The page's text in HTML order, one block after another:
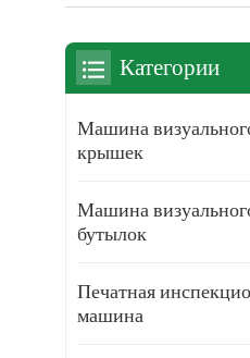
Категории
Машина
крышек
Машина
бутылок
Печатная
машина